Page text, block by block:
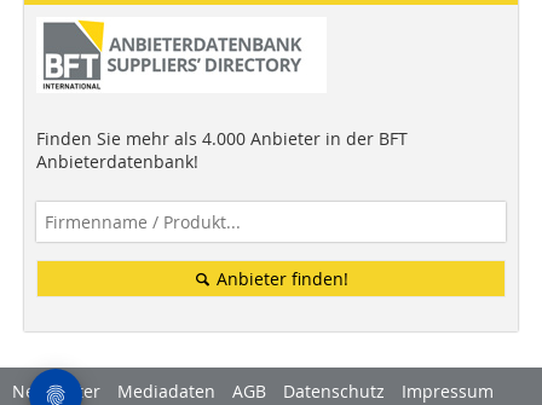
Finden Sie mehr als 4.000 Anbieter in der BFT
Anbieterdatenbank!
Anbieter finden!
Newsletter Mediadaten AGB Datenschutz Impressum